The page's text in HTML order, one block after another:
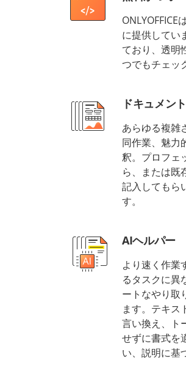
に提供してい
ており、透明
つでもチェッ
ドキュメン
あらゆる複雑
同作業、魅力
釈。プロフェ
ら、または既
記入してもら
す。
AIヘルパー
より速く作業
るタスクに異
ートなやり取
ます。テキス
言い換え、ト
せずに書式を
い、説明に基